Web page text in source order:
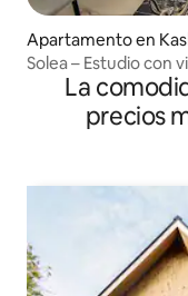
Apartamento en
Solea – Estudio con
KaslikLa
precios